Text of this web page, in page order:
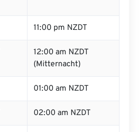
11:00 pm NZDT
12:00 am NZDT
(Mitternacht)
01:00 am NZDT
02:00 am NZDT